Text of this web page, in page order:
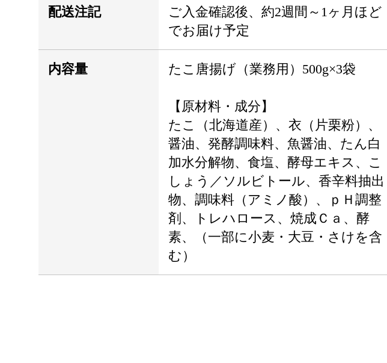
配送注記
ご入金確認後、約2週間～1ヶ月ほど
でお届け予定
内容量 たこ唐揚げ（業務用）500g×3袋
【原材料・成分】
たこ（北海道産）、衣（片栗粉）、
醤油、発酵調味料、魚醤油、たん白
加水分解物、食塩、酵母エキス、こ
しょう／ソルビトール、香辛料抽出
物、調味料（アミノ酸）、ｐＨ調整
剤、トレハロース、焼成Ｃａ、酵
素、（一部に小麦・大豆・さけを含
む）